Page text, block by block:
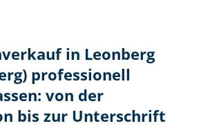
in Leonberg
professionell
von der
bis zur Unterschrift